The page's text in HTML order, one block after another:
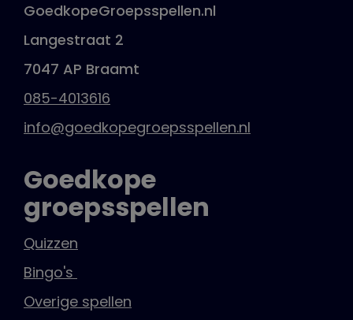
GoedkopeGroepsspellen.nl
Langestraat 2
7047 AP Braamt
085-4013616
info@goedkopegroepsspellen.nl
Goedkope
groepsspellen
Quizzen
Bingo's
Overige spellen